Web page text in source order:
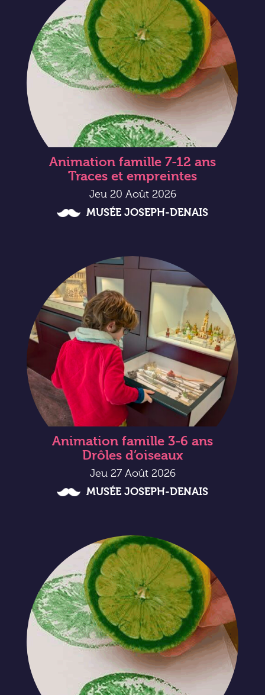
Animation famille 7-12 ans
Traces et empreintes
Jeu 20 Août 2026
MUSÉE JOSEPH-DENAIS
Animation famille 3-6 ans
Drôles d’oiseaux
Jeu 27 Août 2026
MUSÉE JOSEPH-DENAIS